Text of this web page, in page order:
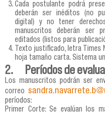
Cada postulante podrá
deberán ser inéditos (no
digital) y no tener
manuscritos deberán ser
editados (listos para
Texto justificado, letra Times
hoja tamaño carta. Sistema
2. Períodos de
Los manuscritos podrán ser
correo
períodos:
Primer Corte: Se evalúan los